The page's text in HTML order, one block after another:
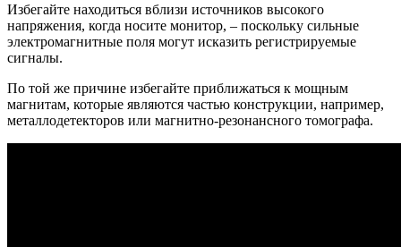
Избегайте находиться вблизи источников высокого
напряжения, когда носите монитор, – поскольку сильные
электромагнитные поля могут исказить регистрируемые
сигналы.
По той же причине избегайте приближаться к мощным
магнитам, которые являются частью конструкции, например,
металлодетекторов или магнитно-резонансного томографа.